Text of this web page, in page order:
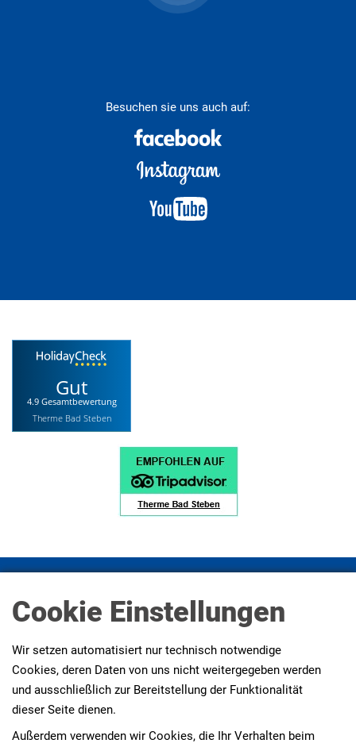
Besuchen sie uns auch auf:
Gut
4.9 Gesamtbewertung
Therme Bad Steben
Presse
AGBs Erklärung zur Barrierefreiheit
Cookie Einstellungen
Wir setzen automatisiert nur technisch notwendige
Cookies, deren Daten von uns nicht weitergegeben werden
und ausschließlich zur Bereitstellung der Funktionalität
dieser Seite dienen.
Außerdem verwenden wir Cookies, die Ihr Verhalten beim